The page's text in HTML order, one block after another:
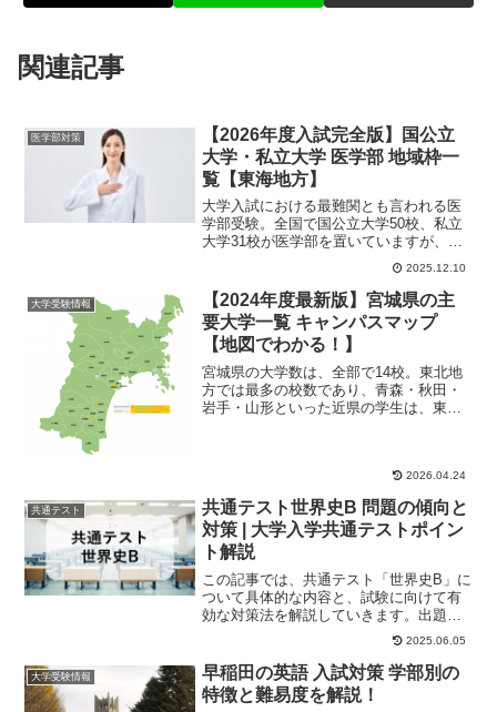
関連記事
医学部対策
【2026年度入試完全版】国公立
大学・私立大学 医学部 地域枠一
覧【東海地方】
大学入試における最難関とも言われる医
学部受験。全国で国公立大学50校、私立
大学31校が医学部を置いていますが、い
ずれの大学も入ることは簡単ではありま
2025.12.10
大学受験情報
【2024年度最新版】宮城県の主
要大学一覧 キャンパスマップ
【地図でわかる！】
宮城県の大学数は、全部で14校。東北地
方では最多の校数であり、青森・秋田・
岩手・山形といった近県の学生は、東京
2026.04.24
共通テスト
共通テスト世界史B 問題の傾向と
対策 | 大学入学共通テストポイン
ト解説
この記事では、共通テスト「世界史B」に
ついて具体的な内容と、試験に向けて有
効な対策法を解説していきます。出題内
容共通テスト「世界史B」は、大問5つで
2025.06.05
大学受験情報
早稲田の英語 入試対策 学部別の
特徴と難易度を解説！